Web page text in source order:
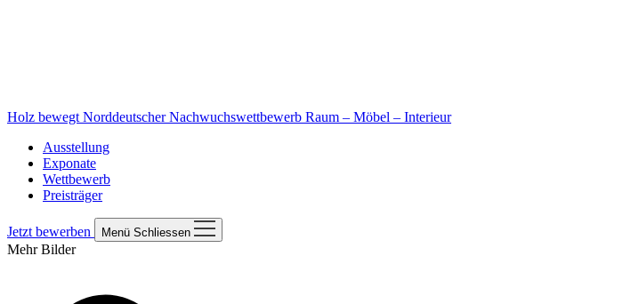
Holz bewegt Norddeutscher Nachwuchswettbewerb Raum – Möbel – Interieur
Ausstellung
Exponate
Wettbewerb
Preisträger
Jetzt bewerben Menü Schliessen
Mehr Bilder